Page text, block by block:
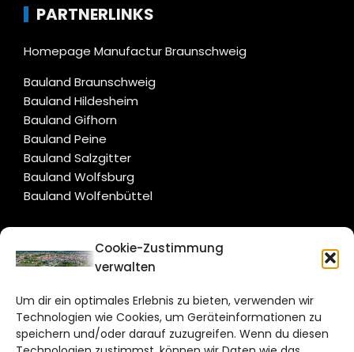
Cookie-Zustimmung
verwalten
Um dir ein optimales Erlebnis zu bieten, verwenden wir
Technologien wie Cookies, um Geräteinformationen zu
speichern und/oder darauf zuzugreifen. Wenn du diesen
PARTNERLINKS
Homepage Manufactur Braunschweig
Bauland Braunschweig
Bauland Hildesheim
Bauland Gifhorn
Bauland Peine
Bauland Salzgitter
Bauland Wolfsburg
Bauland Wolfenbüttel
CITYLIFE!
Bruchtorwall 12
38100 Braunschweig